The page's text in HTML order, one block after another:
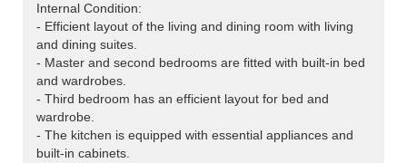
Internal Condition:
- Efficient layout of the living and dining room with living
and dining suites.
- Master and second bedrooms are fitted with built-in bed
and wardrobes.
- Third bedroom has an efficient layout for bed and
wardrobe.
- The kitchen is equipped with essential appliances and
built-in cabinets.